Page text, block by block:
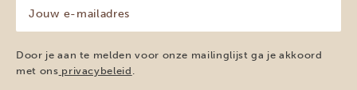
mailadres
(Vereist)
Door je aan te melden voor onze mailinglijst ga je akkoord
met ons privacybeleid